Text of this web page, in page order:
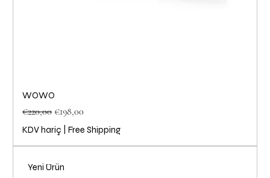
WOWO
Normal Fiyat
€220,00 İndirimli Fiyat
€198,00
KDV hariç Free Shipping
Yeni Ürün